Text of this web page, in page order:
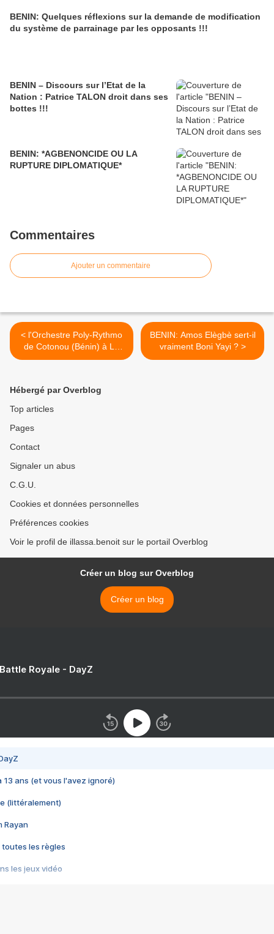
BENIN: Quelques réflexions sur la demande de modification
du système de parrainage par les opposants !!!
BENIN – Discours sur l’Etat de la
Nation : Patrice TALON droit dans ses
bottes !!!
BENIN: *AGBENONCIDE OU LA
RUPTURE DIPLOMATIQUE*
Commentaires
Ajouter un commentaire
< l'Orchestre Poly-Rythmo
de Cotonou (Bénin) à La
Villette (Paris)
BENIN: Amos Elègbè sert-il
vraiment Boni Yayi ? >
Hébergé par Overblog
Top articles
Pages
Contact
Signaler un abus
C.G.U.
Cookies et données personnelles
Préférences cookies
Voir le profil de illassa.benoit sur le portail Overblog
Créer un blog sur Overblog
Créer un blog
Royale - DayZ
13 ans (et vous l'avez ignoré)
(littéralement)
Rayan
toutes les règles
les jeux vidéo